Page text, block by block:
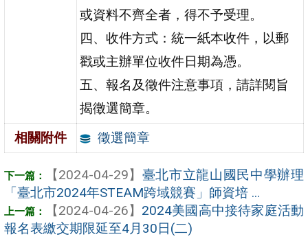
或資料不齊全者，得不予受理。
四、收件方式：統一紙本收件，以郵
戳或主辦單位收件日期為憑。
五、報名及徵件注意事項，請詳閱旨
揭徵選簡章。
相關附件
徵選簡章
【2024-04-29】 臺北市立龍山國民中學辦理
「臺北市2024年STEAM跨域競賽」師資培 ...
【2024-04-26】 2024美國高中接待家庭活動
報名表繳交期限延至4月30日(二)